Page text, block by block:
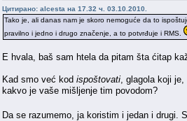
Цитирано: alcesta на 17.32 ч. 03.10.2010.
Tako je, ali danas nam je skoro nemoguće da to
pravilno i jedno i drugo značenje, a to potvrđuje i RMS.
E hvala, baš sam htela da pitam šta ćitap
Kad smo već kod ispoštovati , glagola koji
kakvo je vaše mišljenje tim povodom?
Da se razumemo, ja koristim i jedan i drugi.